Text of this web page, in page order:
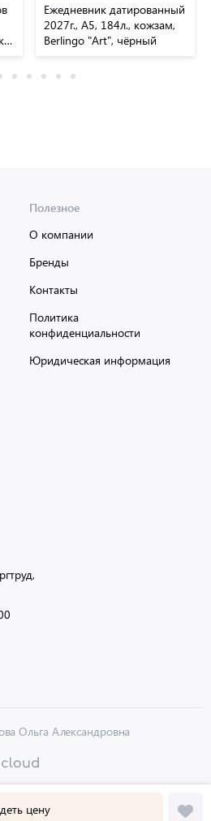
цену
и
Ежедневник датированный
2027г., А5, 184л., кожзам,
Berlingo "Art", чёрный
Полезное
О компании
Бренды
Контакты
Политика
конфиденциальности
Юридическая информация
Ольга Александровна